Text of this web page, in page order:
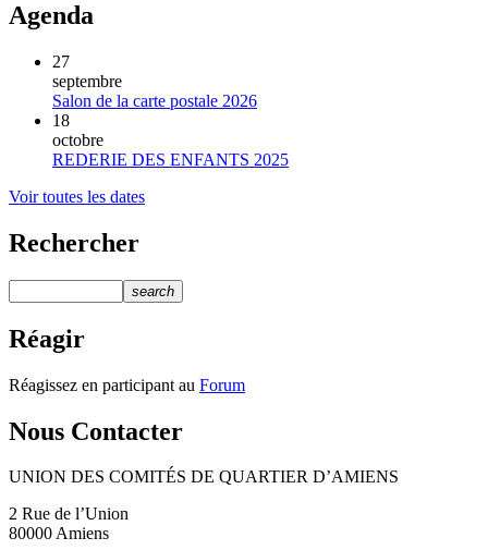
Agenda
27
septembre
Salon de la carte postale 2026
18
octobre
REDERIE DES ENFANTS 2025
Voir toutes les dates
Rechercher
search
Réagir
Réagissez en participant au Forum
Nous Contacter
UNION DES COMITÉS DE QUARTIER D’AMIENS
2 Rue de l’Union
80000 Amiens